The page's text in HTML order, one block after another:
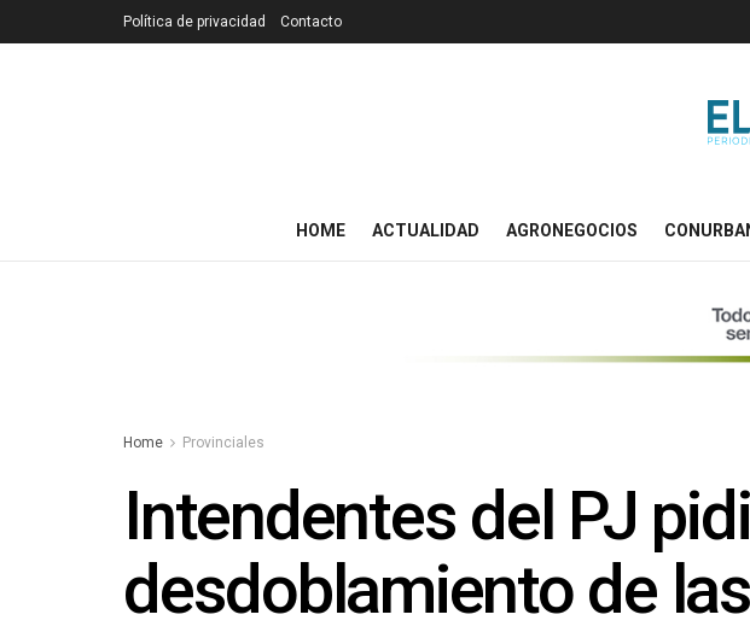
Política de privacidad Contacto
HOME ACTUALIDAD AGRONEGOCIOS
Home Provinciales
Intendentes del PJ
desdoblamiento de